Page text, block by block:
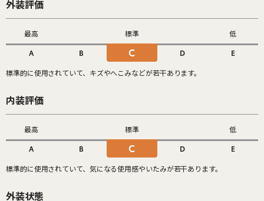
外装評価
最高 標準 低
A B C D E
標準的に使用されていて、キズやへこみなどが若干あります。
内装評価
最高 標準 低
A B C D E
標準的に使用されていて、気になる使用感やいたみが若干あります。
外装状態